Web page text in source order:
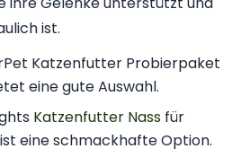
ist.
Katzenfutter Probierpaket
eine gute Auswahl.
Katzenfutter Nass für
eine schmackhafte Option.